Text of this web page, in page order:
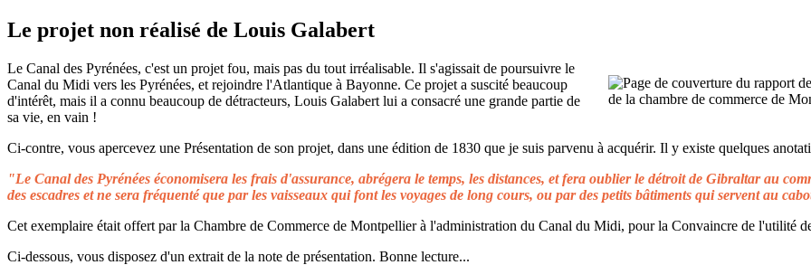
Le projet non réalisé de Louis Galabert
Le Canal des Pyrénées, c'est un projet fou, mais pas du tout irréalisable. Il s'agissait de poursuivre le
Canal du Midi vers les Pyrénées, et rejoindre l'Atlantique à Bayonne. Ce projet a suscité beaucoup
d'intérêt, mais il a connu beaucoup de détracteurs, Louis Galabert lui a consacré une grande partie de
sa vie, en vain !
Ci-contre, vous apercevez une Présentation de son projet, dans une édition de 1830 que je suis parvenu à acquérir. Il y existe quelques
"Le Canal des Pyrénées économisera les frais d'assurance, abrégera le temps, les distances, et fera oublier le détroit de Gibraltar au
des escadres et ne sera fréquenté que par les vaisseaux qui font les voyages de long cours, ou par des petits bâtiments qui servent au
Cet exemplaire était offert par la Chambre de Commerce de Montpellier à l'administration du Canal du Midi, pour la Convaincre de l'utilité
Ci-dessous, vous disposez d'un extrait de la note de présentation. Bonne lecture...